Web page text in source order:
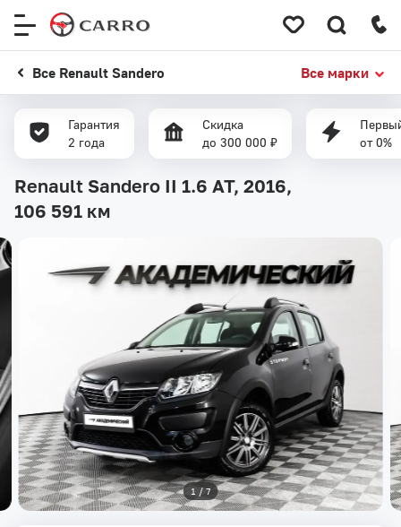
Все Renault Sandero Все марки
Гарантия
2 года
Скидка
до 300 000 ₽
от 0%
Renault Sandero II 1.6 AT, 2016,
106 591 км
1 / 7